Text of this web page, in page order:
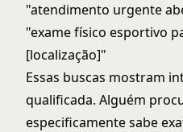
"atendimento urgente
"exame físico esportivo
[localização]"
Essas buscas mostram
qualificada. Alguém
especificamente sabe